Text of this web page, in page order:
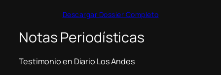
Descargar Dossier Completo
Notas Periodísticas
Testimonio en Diario Los Andes